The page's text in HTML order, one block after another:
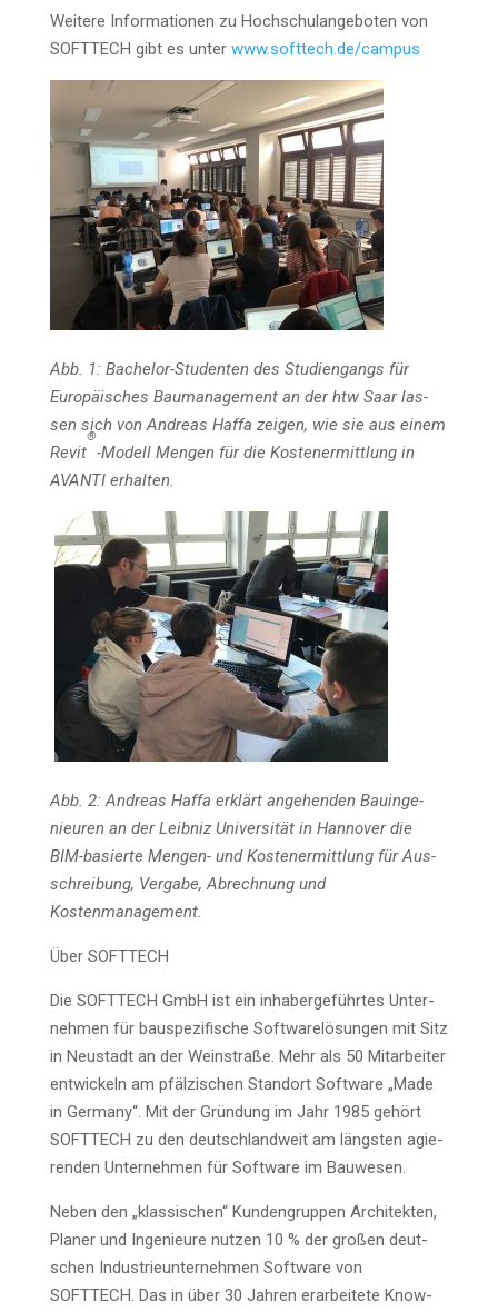
Wei­te­re Infor­ma­tio­nen zu Hoch­schul­an­ge­bo­ten von
SOFTTECH gibt es unter www.softtech.de/campus
Abb. 1: Bache­lor-Stu­den­ten des Stu­di­en­gangs für
Euro­päi­sches Bau­ma­nage­ment an der htw Saar las­
sen sich von Andre­as Haf­fa zei­gen, wie sie aus einem
Revit
®
-Modell Men­gen für die Kos­ten­er­mitt­lung in
AVANTI erhalten.
Abb. 2: Andre­as Haf­fa erklärt ange­hen­den Bau­in­ge­
nieu­ren an der Leib­niz Uni­ver­si­tät in Han­no­ver die
BIM-basier­te Men­gen- und Kos­ten­er­mitt­lung für Aus­
schrei­bung, Ver­ga­be, Abrech­nung und
Kostenmanagement.
Über SOFTTECH
Die SOFTTECH GmbH ist ein inha­ber­ge­führ­tes Unter­
neh­men für bau­spe­zi­fi­sche Soft­ware­lö­sun­gen mit Sitz
in Neu­stadt an der Wein­stra­ße. Mehr als 50 Mit­ar­bei­ter
ent­wi­ckeln am pfäl­zi­schen Stand­ort Soft­ware „Made
in Ger­ma­ny“. Mit der Grün­dung im Jahr 1985 gehört
SOFTTECH zu den deutsch­land­weit am längs­ten agie­
ren­den Unter­neh­men für Soft­ware im Bauwesen.
Neben den „klas­si­schen“ Kun­den­grup­pen Archi­tek­ten,
Pla­ner und Inge­nieu­re nut­zen 10 % der gro­ßen deut­
schen Indus­trie­un­ter­neh­men Soft­ware von
SOFTTECH. Das in über 30 Jah­ren erar­bei­te­te Know-